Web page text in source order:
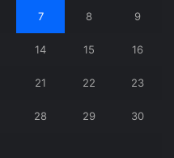
7 8 9
14 15 16
21 22 23
28 29 30